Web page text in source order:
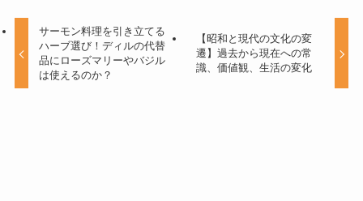
サーモン料理を引き立てる
ハーブ選び！ディルの代替
品にローズマリーやバジル
は使えるのか？
【昭和と現代の文化の変
遷】過去から現在への常
識、価値観、生活の変化